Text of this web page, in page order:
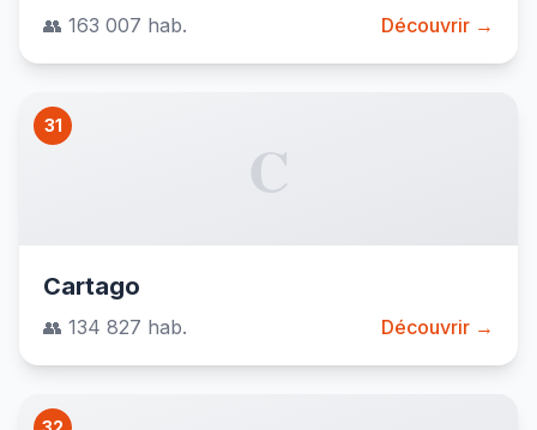
👥 163 007 hab. Découvrir →
31
C
Cartago
👥 134 827 hab. Découvrir →